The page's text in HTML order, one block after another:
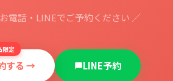
電話・LINEでご予約ください ／
限定
する → LINE予約